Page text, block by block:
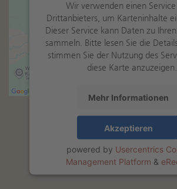
Wir verwenden einen
Drittanbieters, um Karteninhalte
Dieser Service kann Daten zu
sammeln. Bitte lesen Sie die
stimmen Sie der Nutzung des
diese Karte anzuzeigen.
Mehr Informationen
Akzeptieren
powered by Usercentrics
Management Platform &